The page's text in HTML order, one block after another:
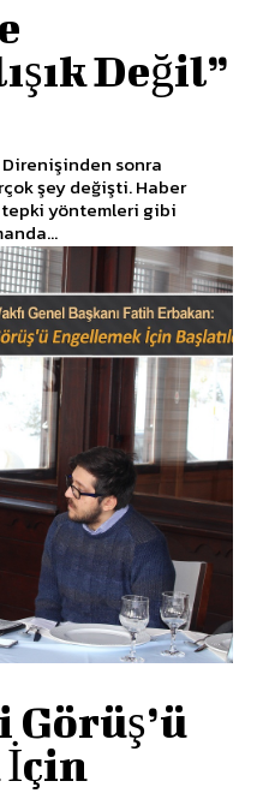
Değil”
sonra
şey değişti. Haber
tepki yöntemleri gibi